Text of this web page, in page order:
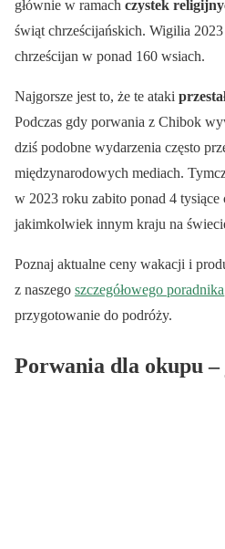
głównie w ramach czystek
świąt chrześcijańskich. Wigilia
chrześcijan w ponad 160 wsiach.
Najgorsze jest to, że te ataki
Podczas gdy porwania z Chibok
dziś podobne wydarzenia często
międzynarodowych mediach.
w 2023 roku zabito ponad 4
jakimkolwiek innym kraju na
Poznaj aktualne ceny wakacji i
z naszego szczegółowego poradnika
przygotowanie do podróży.
Porwania dla okupu